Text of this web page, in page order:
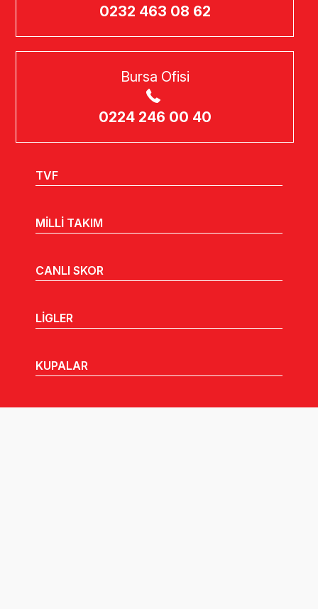
0232 463 08 62
Bursa Ofisi
0224 246 00 40
TVF
MİLLİ TAKIM
CANLI SKOR
LİGLER
KUPALAR